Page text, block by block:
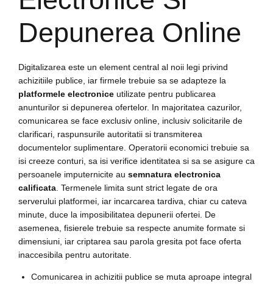
Depunerea Online
Digitalizarea este un element central al noii legi privind
achizitiile publice, iar firmele trebuie sa se adapteze la
platformele electronice utilizate pentru publicarea
anunturilor si depunerea ofertelor. In majoritatea cazurilor,
comunicarea se face exclusiv online, inclusiv solicitarile de
clarificari, raspunsurile autoritatii si transmiterea
documentelor suplimentare. Operatorii economici trebuie sa
isi creeze conturi, sa isi verifice identitatea si sa se asigure ca
persoanele imputernicite au semnatura electronica
calificata. Termenele limita sunt strict legate de ora
serverului platformei, iar incarcarea tardiva, chiar cu cateva
minute, duce la imposibilitatea depunerii ofertei. De
asemenea, fisierele trebuie sa respecte anumite formate si
dimensiuni, iar criptarea sau parola gresita pot face oferta
inaccesibila pentru autoritate.
Comunicarea in achizitii publice se muta aproape integral